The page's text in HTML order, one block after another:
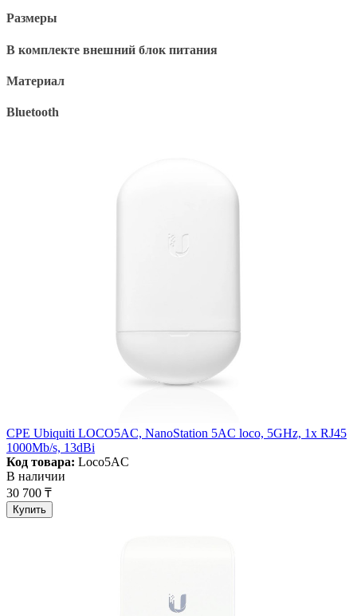
Размеры
В комплекте внешний блок питания
Материал
Bluetooth
CPE Ubiquiti LOCO5AC, NanoStation 5AC loco, 5GHz, 1x RJ45
1000Mb/s, 13dBi
Код товара: Loco5AC
В наличии
30 700 ₸
Купить